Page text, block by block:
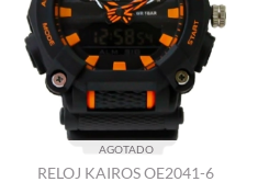
AGOTADO
RELOJ KAIROS OE2041-6